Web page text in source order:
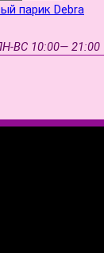
парик Debra
ВС 10:00— 21:00